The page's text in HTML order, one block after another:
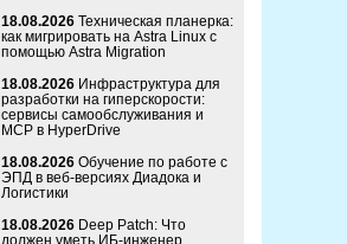
18.08.2026 Техническая планерка:
как мигрировать на Astra Linux с
помощью Astra Migration
18.08.2026 Инфраструктура для
разработки на гиперскорости:
сервисы самообслуживания и
MCP в HyperDrive
18.08.2026 Обучение по работе с
ЭПД в веб-версиях Диадока и
Логистики
18.08.2026 Deep Patch: Что